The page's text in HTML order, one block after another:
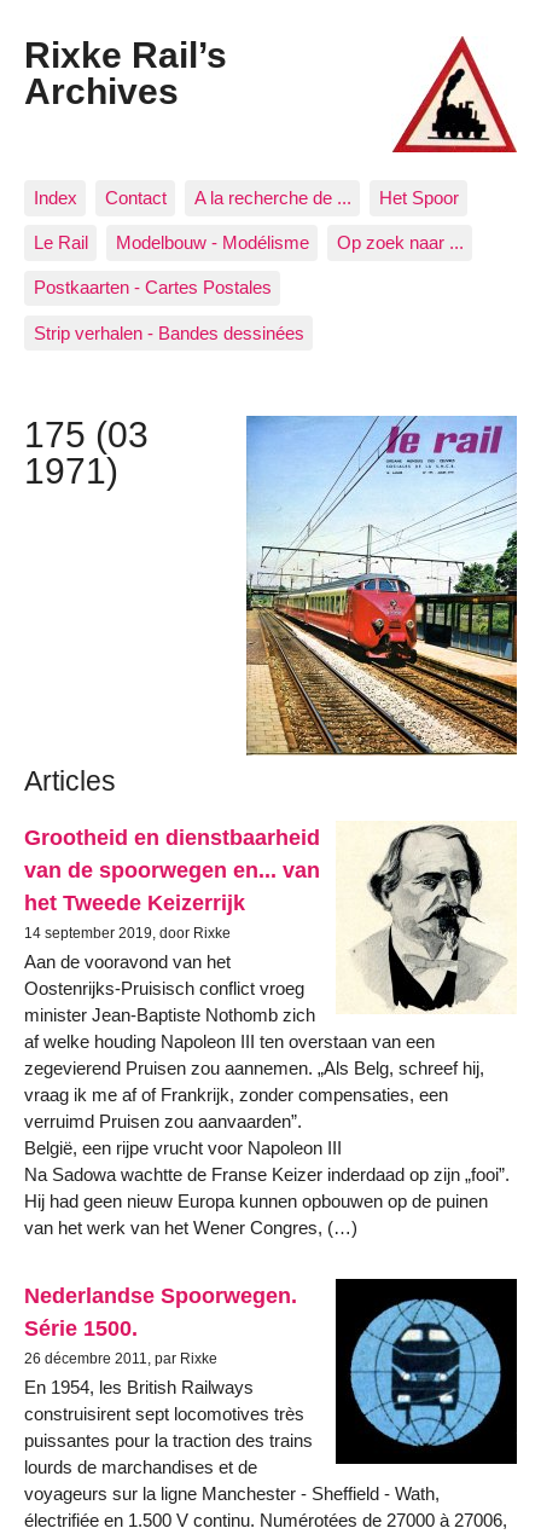
Rixke Rail’s
Archives
Index Contact A la recherche de ... Het Spoor
Le Rail Modelbouw - Modélisme Op zoek naar ...
Postkaarten - Cartes Postales
Strip verhalen - Bandes dessinées
175 (03
1971)
Articles
Grootheid en dienstbaarheid
van de spoorwegen en... van
het Tweede Keizerrijk
14 september 2019, door Rixke
Aan de vooravond van het
Oostenrijks-Pruisisch conflict vroeg
minister Jean-Baptiste Nothomb zich
af welke houding Napoleon III ten overstaan van een
zegevierend Pruisen zou aannemen. „Als Belg, schreef hij,
vraag ik me af of Frankrijk, zonder compensaties, een
verruimd Pruisen zou aanvaarden”.
België, een rijpe vrucht voor Napoleon III
Na Sadowa wachtte de Franse Keizer inderdaad op zijn „fooi”.
Hij had geen nieuw Europa kunnen opbouwen op de puinen
van het werk van het Wener Congres, (…)
Nederlandse Spoorwegen.
Série 1500.
26 décembre 2011, par Rixke
En 1954, les British Railways
construisirent sept locomotives très
puissantes pour la traction des trains
lourds de marchandises et de
voyageurs sur la ligne Manchester - Sheffield - Wath,
électrifiée en 1.500 V continu. Numérotées de 27000 à 27006,